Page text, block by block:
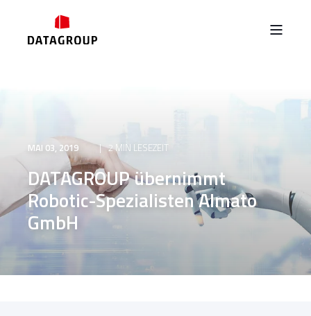
MAI 03, 2019 2 MIN LESEZEIT
DATAGROUP übernimmt
Robotic-Spezialisten Almato
GmbH